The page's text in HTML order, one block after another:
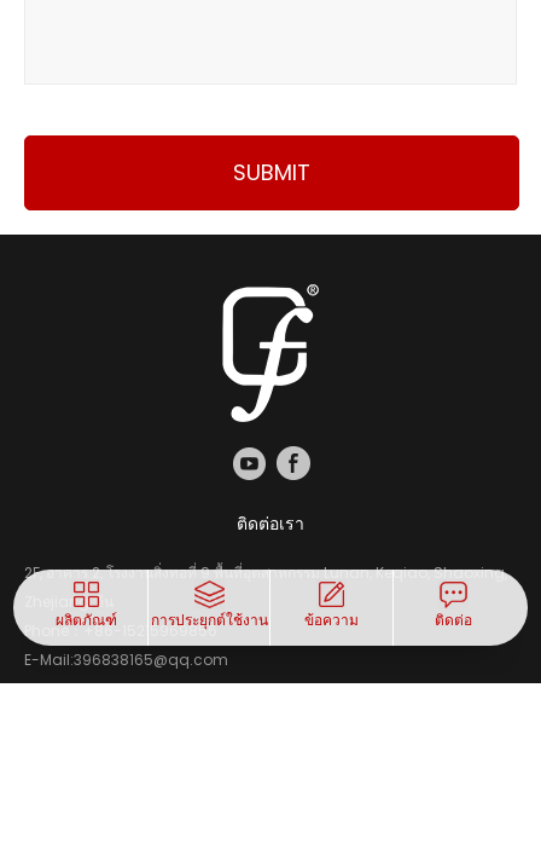
SUBMIT
ติดต่อเรา
2F, อาคาร 2, โรงงานสิ่งทอที่ 9 พื้นที่อุตสาหกรรม Lunan, Keqiao, Shaoxing,
Zhejiang, จีน
Phone：+86-15215969856
E-Mail:396838165@qq.com
ผลิตภัณฑ์ การประยุกต์ใช้งาน ข้อความ ติดต่อ